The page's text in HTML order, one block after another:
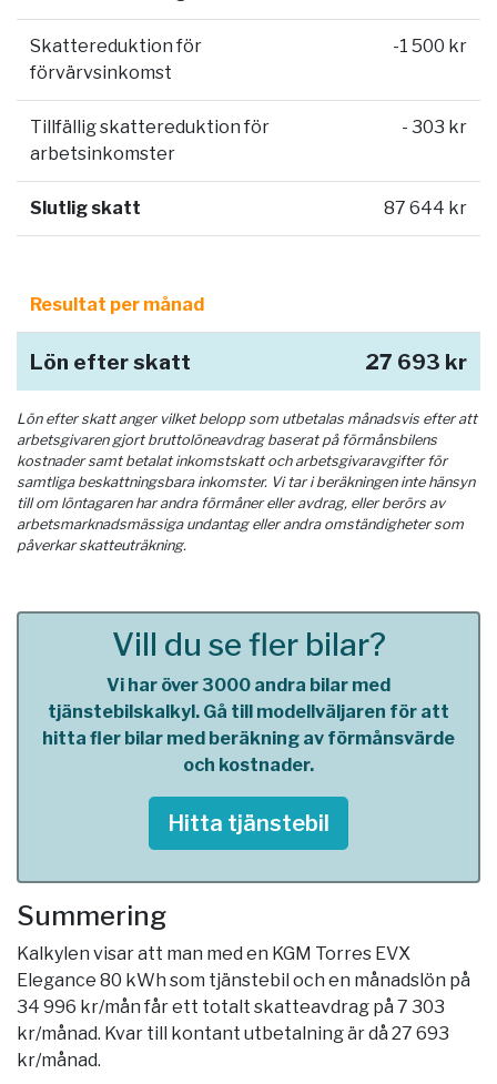
Skattereduktion för
förvärvsinkomst
-1 500 kr
Tillfällig skattereduktion för
arbetsinkomster
- 303 kr
Slutlig skatt 87 644 kr
Resultat per månad
Lön efter skatt 27 693 kr
Lön efter skatt anger vilket belopp som utbetalas månadsvis efter att
arbetsgivaren gjort bruttolöneavdrag baserat på förmånsbilens
kostnader samt betalat inkomstskatt och arbetsgivaravgifter för
samtliga beskattningsbara inkomster. Vi tar i beräkningen inte hänsyn
till om löntagaren har andra förmåner eller avdrag, eller berörs av
arbetsmarknadsmässiga undantag eller andra omständigheter som
påverkar skatteuträkning.
Vill du se fler bilar?
Vi har över 3000 andra bilar med
tjänstebilskalkyl. Gå till modellväljaren för att
hitta fler bilar med beräkning av förmånsvärde
och kostnader.
Hitta tjänstebil
Summering
Kalkylen visar att man med en KGM Torres EVX
Elegance 80 kWh som tjänstebil och en månadslön på
34 996 kr/mån får ett totalt skatteavdrag på 7 303
kr/månad. Kvar till kontant utbetalning är då 27 693
kr/månad.